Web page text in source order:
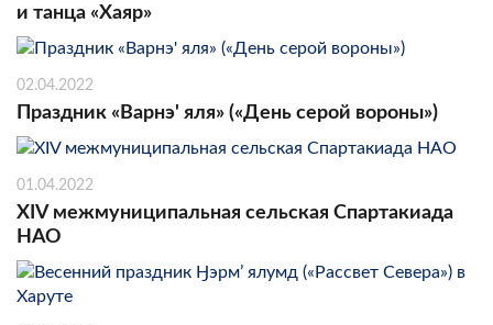
и танца «Хаяр»
02.04.2022
Праздник «Варнэ' яля» («День серой вороны»)
01.04.2022
XIV межмуниципальная сельская Спартакиада
НАО